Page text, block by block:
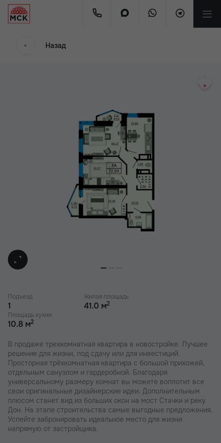
Назад
Подъезд
1
Жилая площадь
41.0 м2
Площадь кухни
10.8 м2
В продаже трехкомнатная квартира в новостройке. Лучшее
решение для жизни, под сдачу или для инвестиций.
Просторная трёхкомнатная квартира с большой прихожей,
отдельным санузлом и гардеробной. Благодаря
универсальному размеру комнат вы можете воплотит все
свои оригинальные дизайнерские идеи. Дополнительным
плюсом станет вид из больших окон на мост Стачки и реку
Дон. На этапе строительства самые выгодные предложения.
Успейте забронировать идеальное место для жизни
напрямую от застройщика.